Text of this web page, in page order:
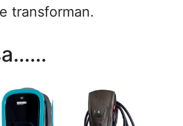
transforman.